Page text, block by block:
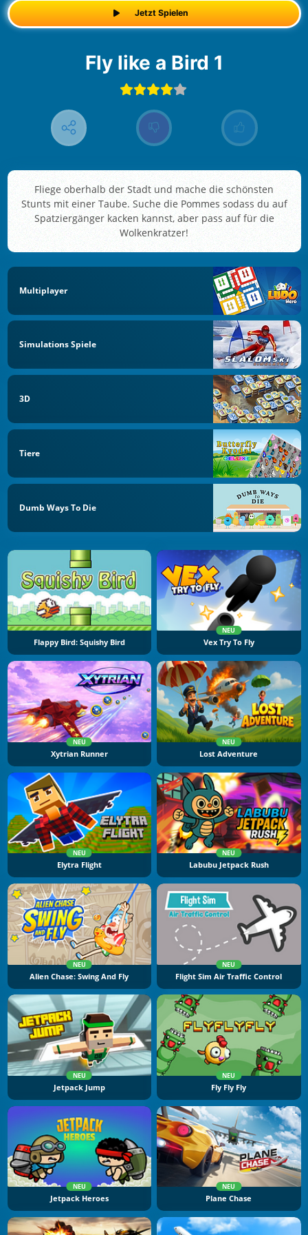
Jetzt Spielen
Fly like a Bird 1
Fliege oberhalb der Stadt und mache die schönsten
Stunts mit einer Taube. Suche die Pommes sodass du auf
Spatziergänger kacken kannst, aber pass auf für die
Wolkenkratzer!
Multiplayer
Simulations Spiele
3D
Tiere
Dumb Ways To Die
Flappy Bird: Squishy Bird
NEU
Vex Try To Fly
NEU
Xytrian Runner
NEU
Lost Adventure
NEU
Elytra Flight
NEU
Labubu Jetpack Rush
NEU
Alien Chase: Swing And Fly
NEU
Flight Sim Air Traffic Control
NEU
Jetpack Jump
NEU
Fly Fly Fly
NEU
Jetpack Heroes
NEU
Plane Chase